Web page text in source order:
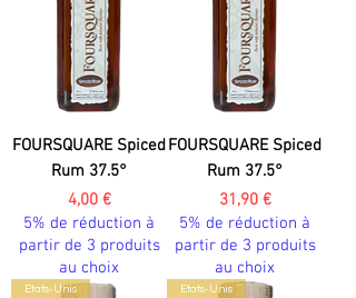
FOURSQUARE Spiced
Rum 37.5°
Prix
4,00 €
5% de réduction à
partir de 3 produits
au choix
FOURSQUARE Spiced
Rum 37.5°
Prix
31,90 €
5% de réduction à
partir de 3 produits
au choix
Etats-Unis Etats-Unis